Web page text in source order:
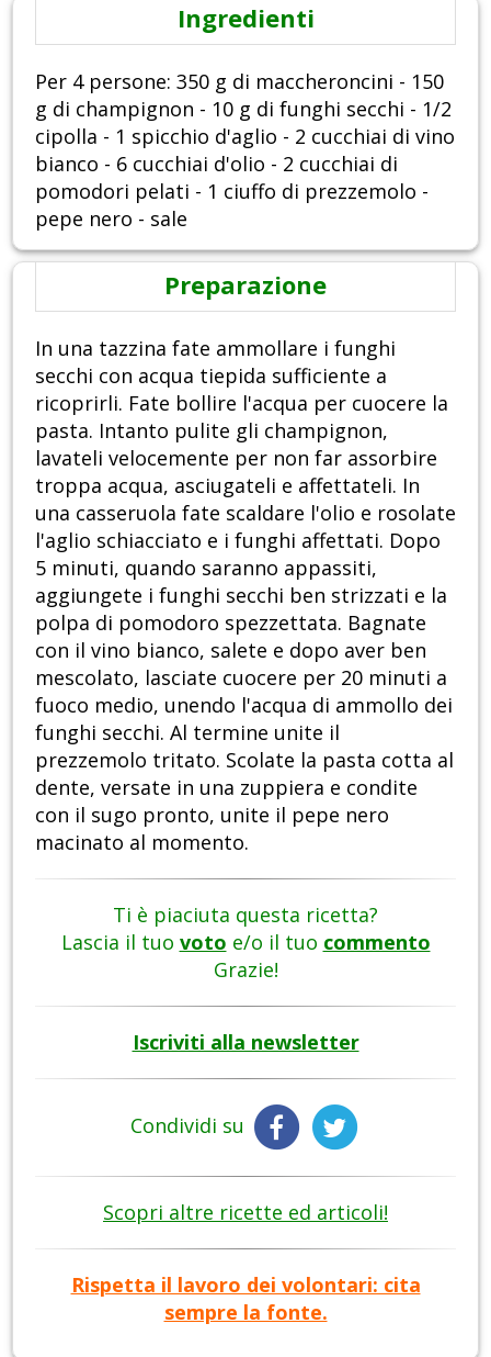
Ingredienti
Per 4 persone: 350 g di maccheroncini - 150
g di champignon - 10 g di funghi secchi - 1/2
cipolla - 1 spicchio d'aglio - 2 cucchiai di vino
bianco - 6 cucchiai d'olio - 2 cucchiai di
pomodori pelati - 1 ciuffo di prezzemolo -
pepe nero - sale
Preparazione
In una tazzina fate ammollare i funghi
secchi con acqua tiepida sufficiente a
ricoprirli. Fate bollire l'acqua per cuocere la
pasta. Intanto pulite gli champignon,
lavateli velocemente per non far assorbire
troppa acqua, asciugateli e affettateli. In
una casseruola fate scaldare l'olio e rosolate
l'aglio schiacciato e i funghi affettati. Dopo
5 minuti, quando saranno appassiti,
aggiungete i funghi secchi ben strizzati e la
polpa di pomodoro spezzettata. Bagnate
con il vino bianco, salete e dopo aver ben
mescolato, lasciate cuocere per 20 minuti a
fuoco medio, unendo l'acqua di ammollo dei
funghi secchi. Al termine unite il
prezzemolo tritato. Scolate la pasta cotta al
dente, versate in una zuppiera e condite
con il sugo pronto, unite il pepe nero
macinato al momento.
Ti è piaciuta questa ricetta?
Lascia il tuo voto e/o il tuo commento
Grazie!
Iscriviti alla newsletter
Condividi su
Scopri altre ricette ed articoli!
Rispetta il lavoro dei volontari: cita
sempre la fonte.